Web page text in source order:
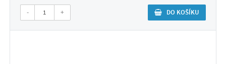
- + DO KOŠÍKU